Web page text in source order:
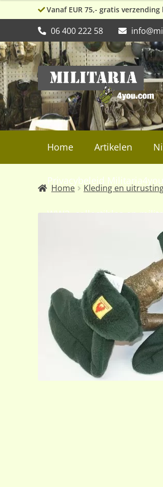
Vanaf EUR 75,- gratis
06 400 222 58
Ga
door
naar
navigatie
Ga
naar
de
inhoud
Home Artikelen
Privacybeleid
WW2, collectibles en
Home Kleding en